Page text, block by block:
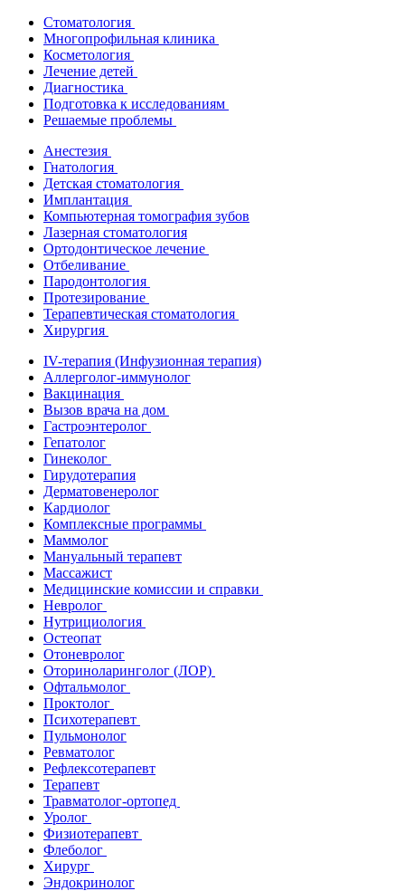
Стоматология
Многопрофильная клиника
Косметология
Лечение детей
Диагностика
Подготовка к исследованиям
Решаемые проблемы
Анестезия
Гнатология
Детская стоматология
Имплантация
Компьютерная томография зубов
Лазерная стоматология
Ортодонтическое лечение
Отбеливание
Пародонтология
Протезирование
Терапевтическая стоматология
Хирургия
IV-терапия (Инфузионная терапия)
Аллерголог-иммунолог
Вакцинация
Вызов врача на дом
Гастроэнтеролог
Гепатолог
Гинеколог
Гирудотерапия
Дерматовенеролог
Кардиолог
Комплексные программы
Маммолог
Мануальный терапевт
Массажист
Медицинские комиссии и справки
Невролог
Нутрициология
Остеопат
Отоневролог
Оториноларинголог (ЛОР)
Офтальмолог
Проктолог
Психотерапевт
Пульмонолог
Ревматолог
Рефлексотерапевт
Терапевт
Травматолог-ортопед
Уролог
Физиотерапевт
Флеболог
Хирург
Эндокринолог